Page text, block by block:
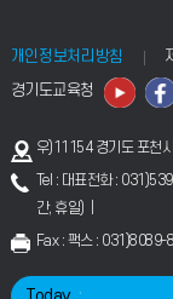
개인정보처리방침
경기도교육청
우)11154 경기도 포천
Tel : 대표전화 :
간, 휴일) |
Fax : 팩스 :